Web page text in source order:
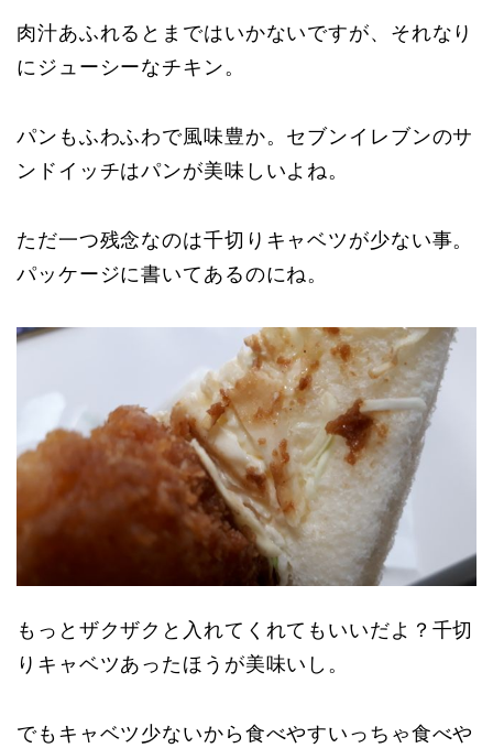
肉汁あふれるとまではいかないですが、それなり
にジューシーなチキン。
パンもふわふわで風味豊か。セブンイレブンのサ
ンドイッチはパンが美味しいよね。
ただ一つ残念なのは千切りキャベツが少ない事。
パッケージに書いてあるのにね。
もっとザクザクと入れてくれてもいいだよ？千切
りキャベツあったほうが美味いし。
でもキャベツ少ないから食べやすいっちゃ食べや